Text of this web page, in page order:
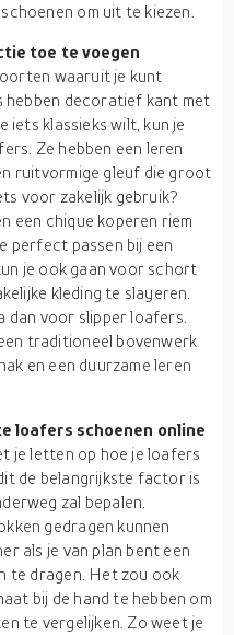
om uit te kiezen.
toe te voegen
waaruit je kunt
decoratief kant met
iets klassieks wilt, kun je
Ze hebben een leren
ruitvormige gleuf die groot
voor zakelijk gebruik?
een chique koperen riem
perfect passen bij een
je ook gaan voor schort
kleding te slayeren.
dan voor slipper loafers.
traditioneel bovenwerk
en een duurzame leren
loafers schoenen online
je letten op hoe je loafers
de belangrijkste factor is
zal bepalen.
gedragen kunnen
als je van plan bent een
te dragen. Het zou ook
bij de hand te hebben om
te vergelijken. Zo weet je